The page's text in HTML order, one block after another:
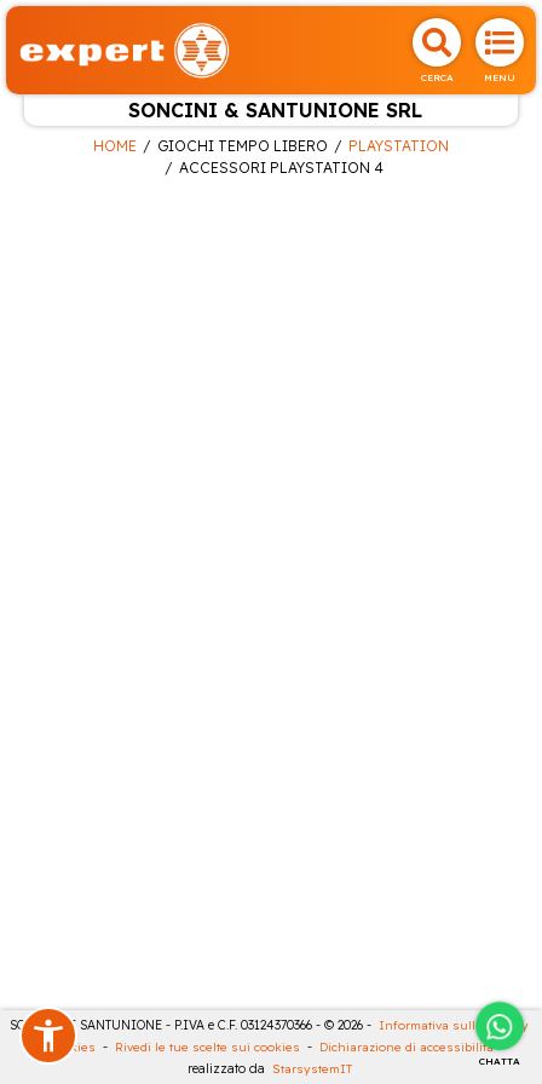
CERCA MENU
SONCINI & SANTUNIONE SRL
CHATTA
HOME GIOCHI TEMPO LIBERO
PLAYSTATION
ACCESSORI PLAYSTATION 4
SONCINI E SANTUNIONE - P.IVA e C.F. 03124370366 - © 2026 - Informativa sulla privacy
Cookies - Rivedi le tue scelte sui cookies - Dichiarazione di accessibilità -
realizzato da StarsystemIT